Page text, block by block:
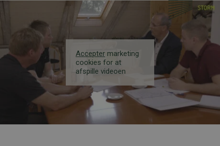
Accepter marketing
cookies for at
afspille videoen